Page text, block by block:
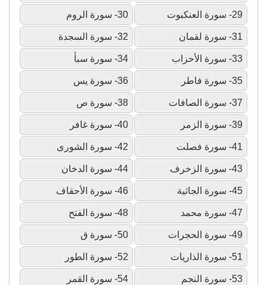
29- سورة العنكبوت 30- سورة الروم
31- سورة لقمان 32- سورة السجدة
33- سورة الأحزاب 34- سورة سبأ
35- سورة فاطر 36- سورة يس
37- سورة الصافات 38- سورة ص
39- سورة الزمر 40- سورة غافر
41- سورة فصلت 42- سورة الشورى
43- سورة الزخرف 44- سورة الدخان
45- سورة الجاثية 46- سورة الأحقاف
47- سورة محمد 48- سورة الفتح
49- سورة الحجرات 50- سورة ق
51- سورة الذاريات 52- سورة الطور
53- سورة النجم 54- سورة القمر